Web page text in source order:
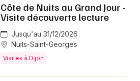
Côte de Nuits au Grand Jour -
Visite découverte lecture
Jusqu'au 31/12/2026
Nuits-Saint-Georges
Visites à Dijon